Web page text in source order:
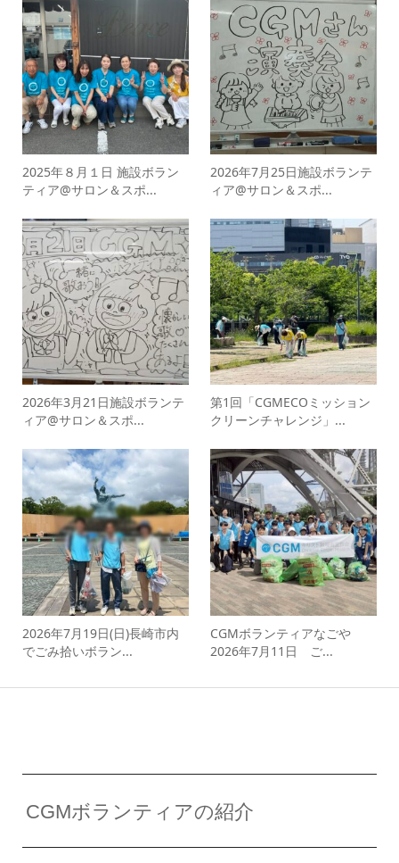
2025年８月１日 施設ボラン
ティア@サロン＆スポ...
2026年7月25日施設ボランテ
ィア@サロン＆スポ...
2026年3月21日施設ボランテ
ィア@サロン＆スポ...
第1回「CGMECOミッション
クリーンチャレンジ」...
2026年7月19日(日)長崎市内
でごみ拾いボラン...
CGMボランティアなごや
2026年7月11日 ご...
CGMボランティアの紹介